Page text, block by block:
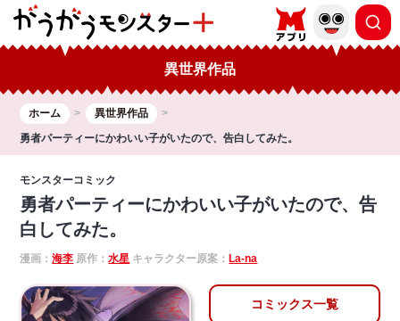
異世界作品
ホーム
異世界作品
勇者パーティーにかわいい子がいたので、告白してみた。
モンスターコミック
勇者パーティーにかわいい子がいたので、告
白してみた。
漫画：海李 原作：水星 キャラクター原案： La-na
コミックス一覧